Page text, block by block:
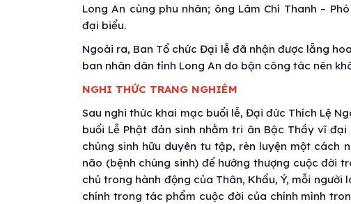
Long An cùng phu nhân; ông Lâm Chí Thanh –
đại biểu.
Ngoài ra, Ban Tổ chức Đại lễ đã nhận được lẵng
ban nhân dân tỉnh Long An do bận công tác nên
NGHI THỨC TRANG NGHIÊM
Sau nghi thức khai mạc buổi lễ, Đại đức Thích Lệ
buổi Lễ Phật đản sinh nhằm tri ân Bậc Thầy vĩ
chúng sinh hữu duyên tu tập, rèn luyện một cách
não (bệnh chúng sinh) để hướng thượng cuộc đời
chủ trong hành động của Thân, Khẩu, Ý, mỗi
chính trong tác phẩm cuộc đời của chính mình